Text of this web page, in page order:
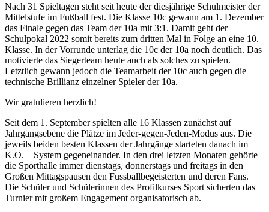
Nach 31 Spieltagen steht seit heute der diesjährige Schulmeister der
Mittelstufe im Fußball fest. Die Klasse 10c gewann am 1. Dezember
das Finale gegen das Team der 10a mit 3:1. Damit geht der
Schulpokal 2022 somit bereits zum dritten Mal in Folge an eine 10.
Klasse. In der Vorrunde unterlag die 10c der 10a noch deutlich. Das
motivierte das Siegerteam heute auch als solches zu spielen.
Letztlich gewann jedoch die Teamarbeit der 10c auch gegen die
technische Brillianz einzelner Spieler der 10a.
Wir gratulieren herzlich!
Seit dem 1. September spielten alle 16 Klassen zunächst auf
Jahrgangsebene die Plätze im Jeder-gegen-Jeden-Modus aus. Die
jeweils beiden besten Klassen der Jahrgänge starteten danach im
K.O. – System gegeneinander. In den drei letzten Monaten gehörte
die Sporthalle immer dienstags, donnerstags und freitags in den
Großen Mittagspausen den Fussballbegeisterten und deren Fans.
Die Schüler und Schülerinnen des Profilkurses Sport sicherten das
Turnier mit großem Engagement organisatorisch ab.